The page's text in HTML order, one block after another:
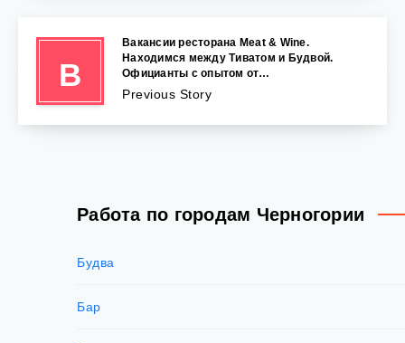
В
Вакансии ресторана Meat & Wine.
Находимся между Тиватом и Будвой.
Официанты с опытом от…
Previous Story
Работа по городам Черногории
Будва
Бар